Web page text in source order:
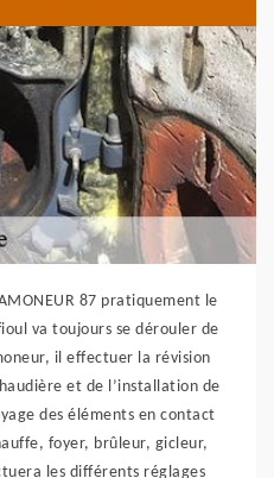
87 pratiquement le
va toujours se dérouler de
il effectuer la révision
et de l’installation de
des éléments en contact
foyer, brûleur, gicleur,
les différents réglages